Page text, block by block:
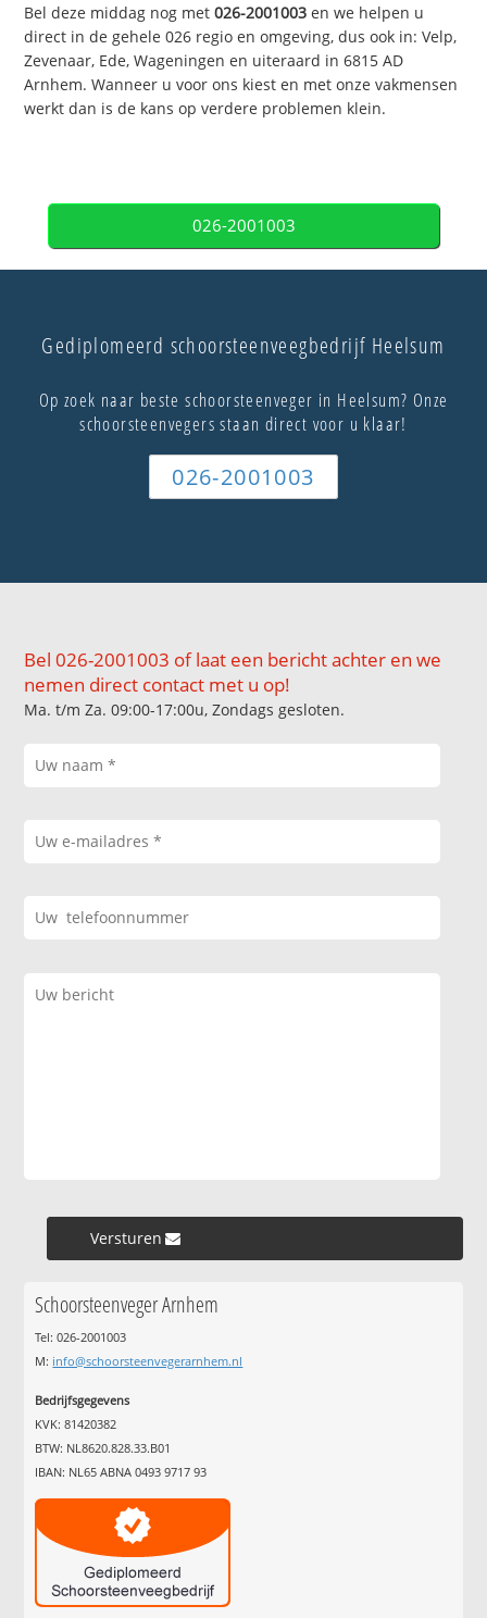
Bel deze middag nog met026-2001003 en we helpen u
direct in de gehele 026 regio en omgeving, dus ook in: Velp,
Zevenaar, Ede, Wageningen en uiteraard in 6815 AD
Arnhem. Wanneer u voor ons kiest en met onze vakmensen
werkt dan is de kans op verdere problemen klein.
026-2001003
Gediplomeerd schoorsteenveegbedrijf Heelsum
Op zoek naar beste schoorsteenveger in Heelsum? Onze
schoorsteenvegers staan direct voor u klaar!
026-2001003
Bel 026-2001003 of laat een bericht achter en we
nemen direct contact met u op!
Ma. t/m Za. 09:00-17:00u, Zondags gesloten.
Versturen »
Schoorsteenveger Arnhem
Tel: 026-2001003
M: info@schoorsteenvegerarnhem.nl
Bedrijfsgegevens
KVK: 81420382
BTW: NL8620.828.33.B01
IBAN: NL65 ABNA 0493 9717 93